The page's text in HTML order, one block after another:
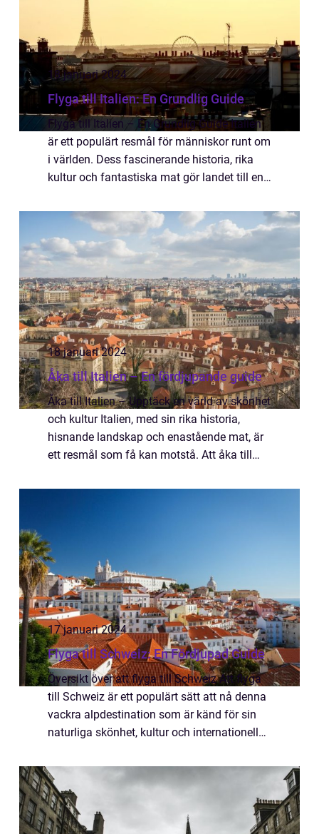
18 januari 2024
Flyga till Italien: En Grundlig Guide
Flyga till Italien – En Grundlig Guide Italien
är ett populärt resmål för människor runt om
i världen. Dess fascinerande historia, rika
kultur och fantastiska mat gör landet till en
Italien är det snabb...
18 januari 2024
Åka till Italien – En fördjupande guide
Åka till Italien – Upptäck en värld av skönhet
och kultur Italien, med sin rika historia,
hisnande landskap och enastående mat, är
ett resmål som få kan motstå. Att åka till
resa där det förflutna ...
17 januari 2024
Flyga till Schweiz: En Fördjupad Guide
Översikt över att flyga till Schweiz Att flyga
till Schweiz är ett populärt sätt att nå denna
vackra alpdestination som är känd för sin
naturliga skönhet, kultur och internationella
flygplatser och moderna infrastr...